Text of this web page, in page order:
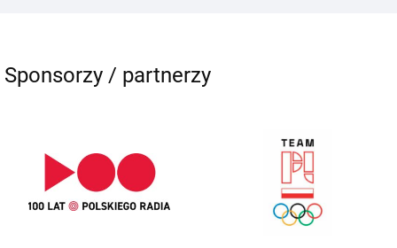
Sponsorzy / partnerzy